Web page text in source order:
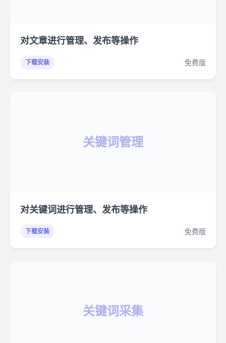
对文章进行管理、发布等操作
下载安装 免费版
关键词管理
对关键词进行管理、发布等操作
下载安装 免费版
关键词采集